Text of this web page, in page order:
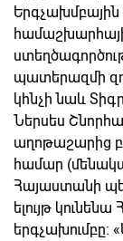
պատերազմի
կհնչի նաև
Ներսես
աղոթաշարից
համար
Հայաստանի
ելույթ
երգչախումբը։